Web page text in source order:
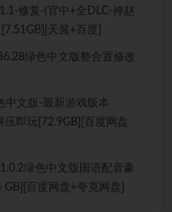
修复-(官中+全DLC-神赵
天翼+百度]
绿色中文版整合置修改
中文版-最新游戏版本
即玩[72.9GB][百度网盘
绿色中文版国语配音豪
百度网盘+夸克网盘]